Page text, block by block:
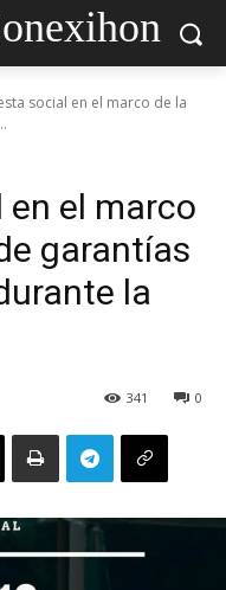
social en el marco de la
el marco
garantías
la
0
341